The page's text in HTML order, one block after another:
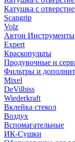
Катушка с
Scangrip
Volz
Автон Инструменты
Expert
Краскопульты
Продувочные и
Фильтры и
Mixel
DeVilbiss
Wiederkraft
Вклейка стекол
Воздух
Вспомагательные
ИК-Сушки